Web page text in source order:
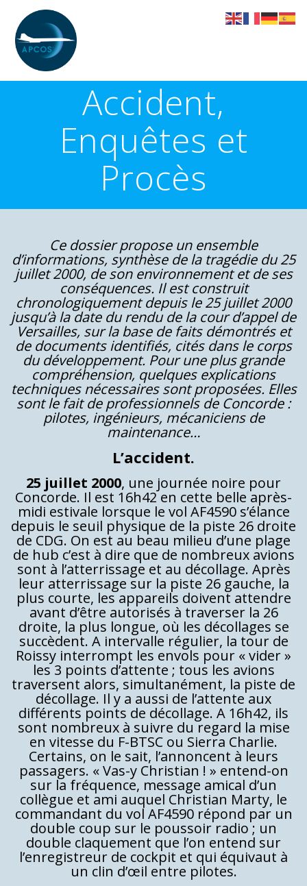
Accident,
Enquêtes et
Procès
Ce dossier propose un ensemble
d’informations, synthèse de la tragédie du 25
juillet 2000, de son environnement et de ses
conséquences. Il est construit
chronologiquement depuis le 25 juillet 2000
jusqu’à la date du rendu de la cour d’appel de
Versailles, sur la base de faits démontrés et
de documents identifiés, cités dans le corps
du développement. Pour une plus grande
compréhension, quelques explications
techniques nécessaires sont proposées. Elles
sont le fait de professionnels de Concorde :
pilotes, ingénieurs, mécaniciens de
maintenance…
L’accident.
25 juillet 2000, une journée noire pour
Concorde. Il est 16h42 en cette belle après-
midi estivale lorsque le vol AF4590 s’élance
depuis le seuil physique de la piste 26 droite
de CDG. On est au beau milieu d’une plage
de hub c’est à dire que de nombreux avions
sont à l’atterrissage et au décollage. Après
leur atterrissage sur la piste 26 gauche, la
plus courte, les appareils doivent attendre
avant d’être autorisés à traverser la 26
droite, la plus longue, où les décollages se
succèdent. A intervalle régulier, la tour de
Roissy interrompt les envols pour « vider »
les 3 points d’attente ; tous les avions
traversent alors, simultanément, la piste de
décollage. Il y a aussi de l’attente aux
différents points de décollage. A 16h42, ils
sont nombreux à suivre du regard la mise
en vitesse du F-BTSC ou Sierra Charlie.
Certains, on le sait, l’annoncent à leurs
passagers. « Vas-y Christian ! » entend-on
sur la fréquence, message amical d’un
collègue et ami auquel Christian Marty, le
commandant du vol AF4590 répond par un
double coup sur le poussoir radio ; un
double claquement que l’on entend sur
l’enregistreur de cockpit et qui équivaut à
un clin d’œil entre pilotes.